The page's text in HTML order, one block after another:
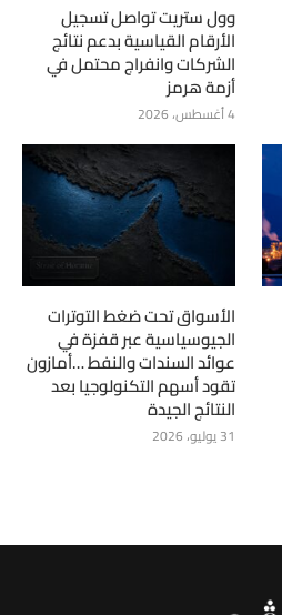
وول ستريت تواصل تسجيل
الأرقام القياسية بدعم نتائج
الشركات وانفراج محتمل في
أزمة هرمز
4 أغسطس، 2026
الأسواق تحت ضغط التوترات
الجيوسياسية عبر قفزة في
عوائد السندات والنفط …أمازون
تقود أسهم التكنولوجيا بعد
النتائج الجيدة
31 يوليو، 2026